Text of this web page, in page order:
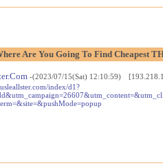
Are You Going To Find Cheapest
-(2023/07/15(Sat) 12:10:59)
index/d1?